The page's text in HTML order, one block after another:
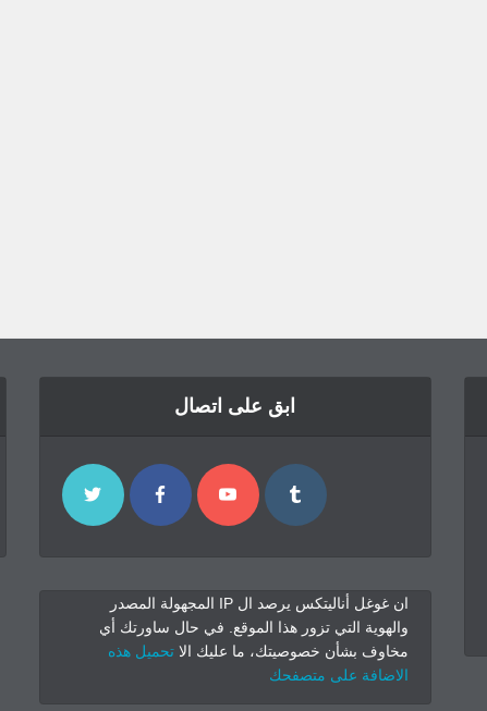
ابق على اتصال
ان غوغل أناليتكس يرصد ال IP المجهولة المصدر
والهوية التي تزور هذا الموقع. في حال ساورتك أي
مخاوف بشأن خصوصيتك، ما عليك الا تحميل هذه
الاضافة على متصفحك